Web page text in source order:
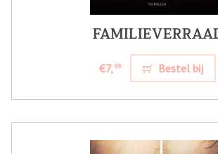
€7,99 Bestel bij